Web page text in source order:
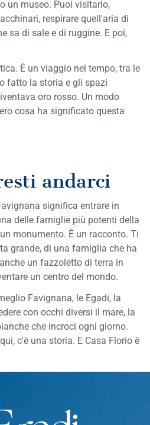
un museo. Puoi visitarlo,
respirare quell'aria di
sa di sale e di ruggine. E poi,
È un viaggio nel tempo, tra le
fatto la storia e gli spazi
oro rosso. Un modo
cosa ha significato questa
andarci
significa entrare in
delle famiglie più potenti della
monumento. È un racconto. Ti
grande, di una famiglia che ha
un fazzoletto di terra in
un centro del mondo.
Favignana, le Egadi, la
con occhi diversi il mare, la
che incroci ogni giorno.
c'è una storia. E Casa Florio è